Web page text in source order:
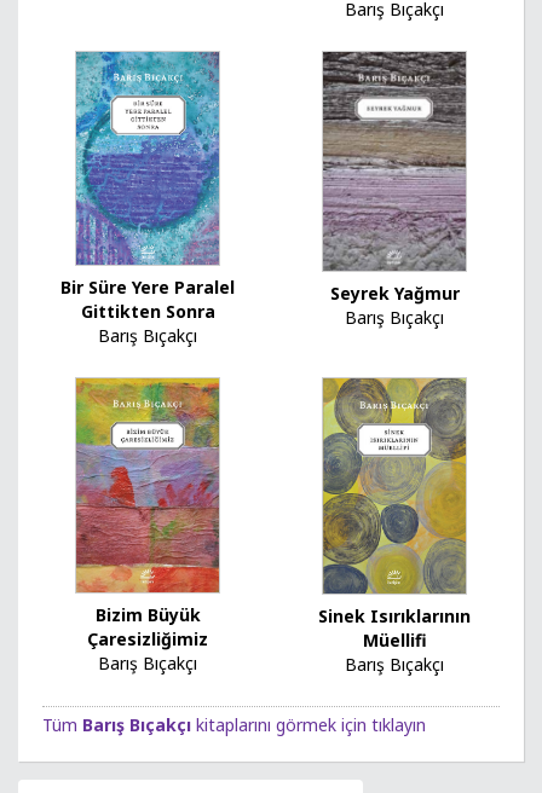
Barış Bıçakçı
Bir Süre Yere Paralel
Gittikten Sonra
Barış Bıçakçı
Seyrek Yağmur
Barış Bıçakçı
Bizim Büyük
Çaresizliğimiz
Barış Bıçakçı
Sinek Isırıklarının
Müellifi
Barış Bıçakçı
Tüm Barış Bıçakçı kitaplarını görmek için tıklayın